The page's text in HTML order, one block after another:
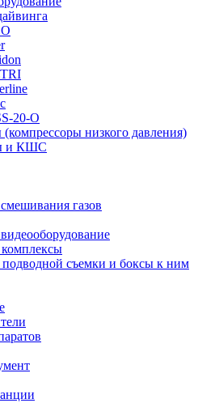
20-O
низкого давления)
и КШС
газов
съемки и боксы к ним